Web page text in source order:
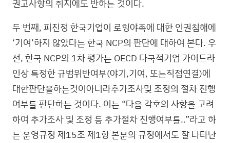
권고사항의 취지에도 반하는 것이다.
두 번째, 피진정 한국기업이 로힝야족에 대한 인권침해에
‘기여’하지 않았다는 한국 NCP의 판단에 대하여 본다. 우
선, 한국 NCP의 1차 평가는 OECD 다국적기업 가이드라
인상 특정한 규범위반여부(야기,기여, 또는직접연결)에
대한판단을하는것이아니라추가조사및 조정의 절차 진행
여부를 판단하는 것이다. 이는 “다음 각호의 사항을 고려
하여 추가조사 및 조정 등 추가절차 진행여부를..”라고 하
는 운영규정 제15조 제1항 본문의 규정에서도 잘 나타난